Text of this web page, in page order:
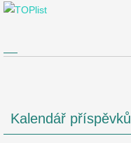
Kalendář příspěvků